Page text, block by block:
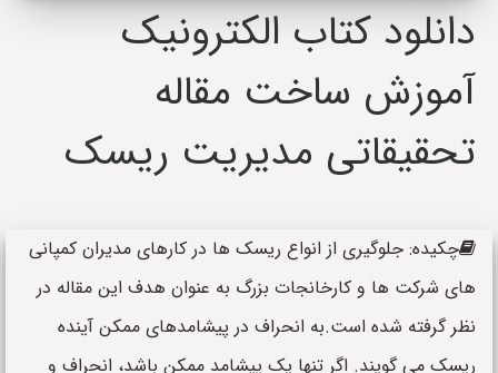
دانلود کتاب الکترونیک
آموزش ساخت مقاله
تحقیقاتی مدیریت ریسک
چکیده: جلوگیری از انواع ریسک ها در کارهای مدیران کمپانی
های شرکت ها و کارخانجات بزرگ به عنوان هدف این مقاله در
نظر گرفته شده است.به انحراف در پیشامدهای ممکن آینده
ریسک می گویند. اگر تنها یک پیشامد ممکن باشد، انحراف و